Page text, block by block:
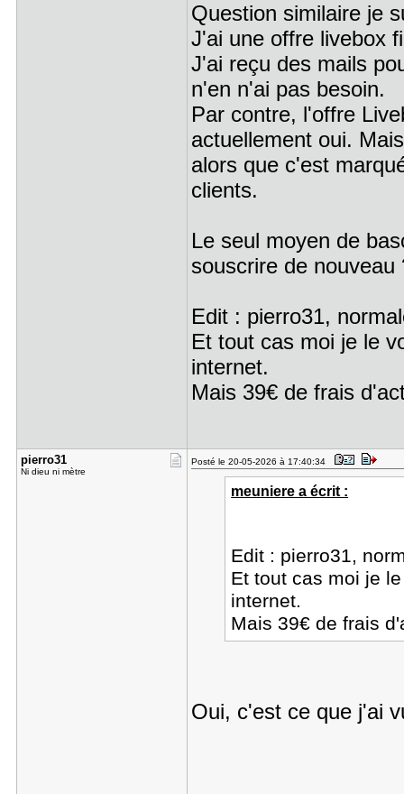
Question similaire je
J'ai une offre livebox
J'ai reçu des mails
n'en n'ai pas besoin.
Par contre, l'offre
actuellement oui.
alors que c'est
clients.
Le seul moyen de
souscrire de nouveau
Edit : pierro31,
Et tout cas moi je le
internet.
Mais 39€ de frais
pierro31
Ni dieu ni mètre
Posté le 20-05-2026 à 17:40:34
meuniere a écrit :
Edit : pierro31,
Et tout cas moi je
internet.
Mais 39€ de frais
Oui, c'est ce que j'ai